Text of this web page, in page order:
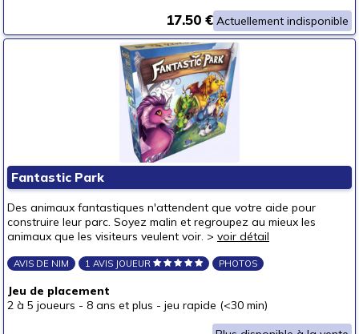
autour de 40 €
autour de 50 €
50 € et au-delà
Actuellement indisponible
17.50 €
Fantastic Park
Des animaux fantastiques n'attendent que votre aide pour
construire leur parc. Soyez malin et regroupez au mieux les
animaux que les visiteurs veulent voir. > voir détail
AVIS DE NIM 1 AVIS JOUEUR PHOTOS
Jeu de placement
2 à 5 joueurs - 8 ans et plus - jeu rapide (<30 min)